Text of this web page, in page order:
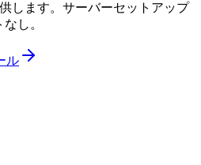
します。サーバーセットアップ
し。
ル